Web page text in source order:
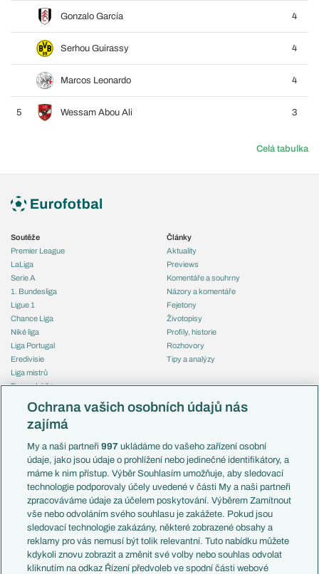
Gonzalo García 4
Serhou Guirassy 4
Marcos Leonardo 4
5 Wessam Abou Ali 3
Celá tabulka
Soutěže
Premier League
LaLiga
Serie A
1. Bundesliga
Ligue 1
Chance Liga
Niké liga
Liga Portugal
Eredivisie
Liga mistrů
Evropská liga
Mistrovství světa
Liga národů
Témata
Představení týmů MS
EuroSkauting
PL v kostce
Evropské koeficienty
Přestupy
Přestupové spekulace
Zranění
Články
Aktuality
Previews
Komentáře a souhrny
Názory a komentáře
Fejetony
Životopisy
Profily, historie
Rozhovory
Tipy a analýzy
Česko
Francie
Itálie
Německo
Španělsko
Argentina
Brazílie
Přestupy
Zápasy
Ochrana vašich osobních údajů nás
zajímá
My a naši partneři997 ukládáme do vašeho zařízení osobní
údaje, jako jsou údaje o prohlížení nebo jedinečné identifikátory, a
máme k nim přístup. Výběr Souhlasím umožňuje, aby sledovací
technologie podporovaly účely uvedené v části My a naši partneři
zpracováváme údaje za účelem poskytování. Výběrem Zamítnout
vše nebo odvoláním svého souhlasu je zakážete. Pokud jsou
sledovací technologie zakázány, některé zobrazené obsahy a
reklamy pro vás nemusí být tolik relevantní. Tuto nabídku můžete
kdykoli znovu zobrazit a změnit své volby nebo souhlas odvolat
kliknutím na odkaz Řízení předvoleb ve spodní části webové